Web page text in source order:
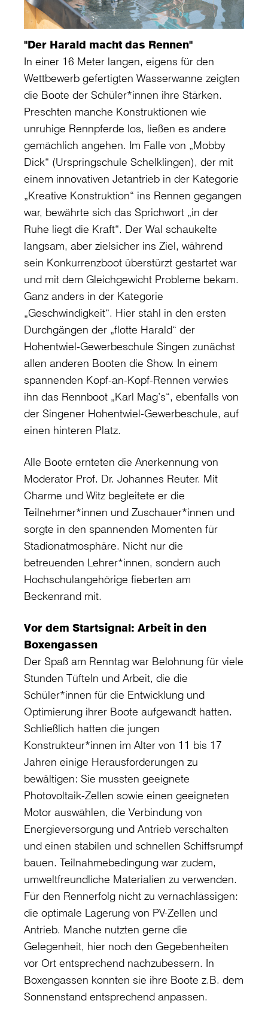
"Der Harald macht das Rennen"
In einer 16 Meter langen, eigens für den
Wettbewerb gefertigten Wasserwanne zeigten
die Boote der Schüler*innen ihre Stärken.
Preschten manche Konstruktionen wie
unruhige Rennpferde los, ließen es andere
gemächlich angehen. Im Falle von „Mobby
Dick“ (Urspringschule Schelklingen), der mit
einem innovativen Jetantrieb in der Kategorie
„Kreative Konstruktion“ ins Rennen gegangen
war, bewährte sich das Sprichwort „in der
Ruhe liegt die Kraft“. Der Wal schaukelte
langsam, aber zielsicher ins Ziel, während
sein Konkurrenzboot überstürzt gestartet war
und mit dem Gleichgewicht Probleme bekam.
Ganz anders in der Kategorie
„Geschwindigkeit“. Hier stahl in den ersten
Durchgängen der „flotte Harald“ der
Hohentwiel-Gewerbeschule Singen zunächst
allen anderen Booten die Show. In einem
spannenden Kopf-an-Kopf-Rennen verwies
ihn das Rennboot „Karl Mag’s“, ebenfalls von
der Singener Hohentwiel-Gewerbeschule, auf
einen hinteren Platz.
Alle Boote ernteten die Anerkennung von
Moderator Prof. Dr. Johannes Reuter. Mit
Charme und Witz begleitete er die
Teilnehmer*innen und Zuschauer*innen und
sorgte in den spannenden Momenten für
Stadionatmosphäre. Nicht nur die
betreuenden Lehrer*innen, sondern auch
Hochschulangehörige fieberten am
Beckenrand mit.
Vor dem Startsignal: Arbeit in den
Boxengassen
Der Spaß am Renntag war Belohnung für viele
Stunden Tüfteln und Arbeit, die die
Schüler*innen für die Entwicklung und
Optimierung ihrer Boote aufgewandt hatten.
Schließlich hatten die jungen
Konstrukteur*innen im Alter von 11 bis 17
Jahren einige Herausforderungen zu
bewältigen: Sie mussten geeignete
Photovoltaik-Zellen sowie einen geeigneten
Motor auswählen, die Verbindung von
Energieversorgung und Antrieb verschalten
und einen stabilen und schnellen Schiffsrumpf
bauen. Teilnahmebedingung war zudem,
umweltfreundliche Materialien zu verwenden.
Für den Rennerfolg nicht zu vernachlässigen:
die optimale Lagerung von PV-Zellen und
Antrieb. Manche nutzten gerne die
Gelegenheit, hier noch den Gegebenheiten
vor Ort entsprechend nachzubessern. In
Boxengassen konnten sie ihre Boote z.B. dem
Sonnenstand entsprechend anpassen.